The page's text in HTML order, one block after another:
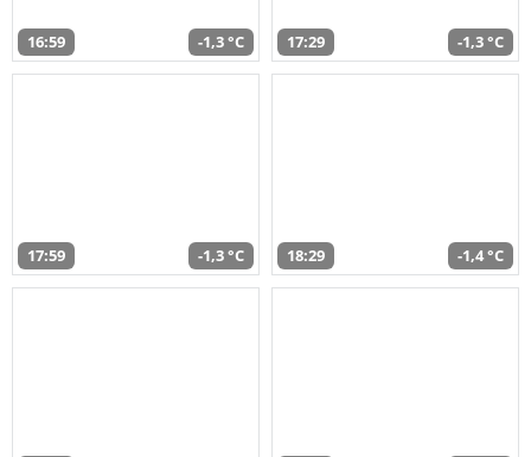
16:59 -1,3 °C 17:29 -1,3 °C
17:59 -1,3 °C 18:29 -1,4 °C